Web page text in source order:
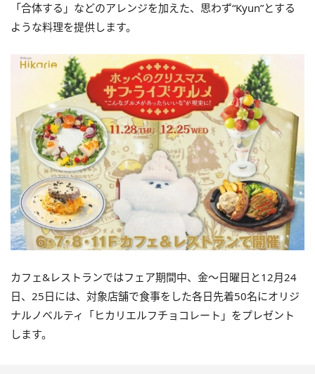
「合体する」などのアレンジを加えた、思わず“Kyun”とする
ような料理を提供します。
カフェ&レストランではフェア期間中、金～日曜日と12月24
日、25日には、対象店舗で食事をした各日先着50名にオリジ
ナルノベルティ「ヒカリエルフチョコレート」をプレゼント
します。